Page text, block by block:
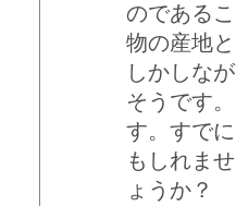
のである
物の産地
しかしな
そうです
す。すで
もしれま
ょうか？